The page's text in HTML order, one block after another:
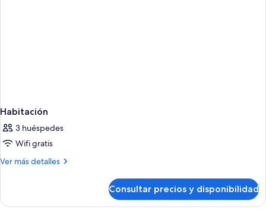
Habitación
3 huéspedes
Wifi gratis
Ver más detalles
Más
Consultar precios y disponibilidad